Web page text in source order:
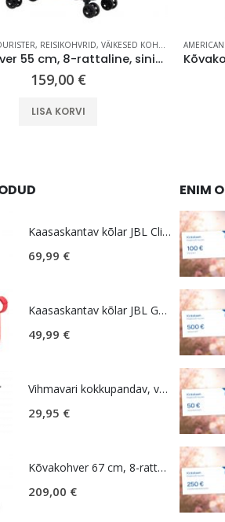
, REISIKOHVRID, VÄIKESED KOHVRID (KUNI 59 CM)
Kõvakohver 55 cm, 8-rattaline, sinine (Midnight Navy) TSA koodlukk, American Tourister Airconic
159,00 €
LISA KORVI
Kaasaskantav kõlar JBL Clip 5, IP67, valge
69,99 €
Kaasaskantav kõlar JBL GO 4, IP67, punane
49,99 €
Vihmavari kokkupandav, väike, must, Samsonite Rain Pro
29,95 €
Kõvakohver 67 cm, 8-rattaline, roosa (Soft Pink), laiendatav, TSA koodlukk, American Tourister Novastream
209,00 €
ENIM